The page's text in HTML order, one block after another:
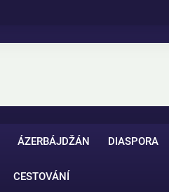
ÁZERBÁJDŽÁN DIASPORA
CESTOVÁNÍ